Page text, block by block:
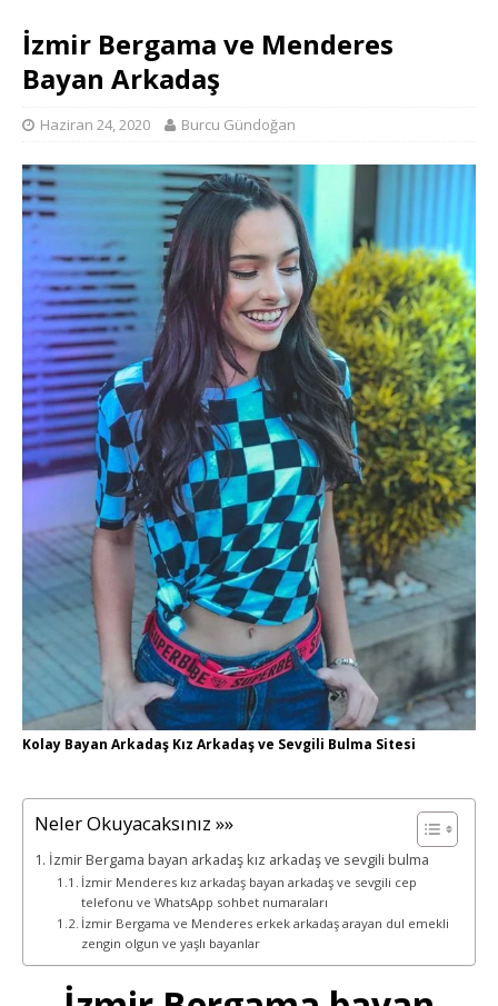
İzmir Bergama ve Menderes
Bayan Arkadaş
Haziran 24, 2020 Burcu Gündoğan
Kolay Bayan Arkadaş Kız Arkadaş ve Sevgili Bulma Sitesi
Neler Okuyacaksınız »»
İzmir Bergama bayan arkadaş kız arkadaş ve sevgili bulma
İzmir Menderes kız arkadaş bayan arkadaş ve sevgili cep
telefonu ve WhatsApp sohbet numaraları
İzmir Bergama ve Menderes erkek arkadaş arayan dul emekli
zengin olgun ve yaşlı bayanlar